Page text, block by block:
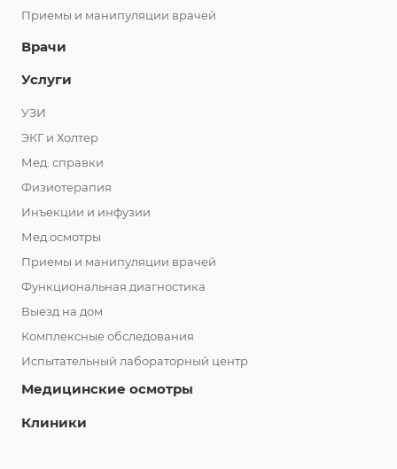
Приемы и манипуляции врачей
Врачи
Услуги
УЗИ
ЭКГ и Холтер
Мед. справки
Физиотерапия
Инъекции и инфузии
Мед.осмотры
Приемы и манипуляции врачей
Функциональная диагностика
Выезд на дом
Комплексные обследования
Испытательный лабораторный центр
Медицинские осмотры
Клиники